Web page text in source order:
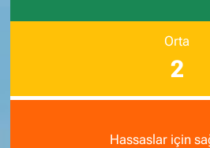
Orta
2
Hassaslar için